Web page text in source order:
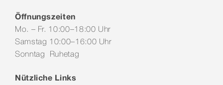
Service & Leistungen
Öffnungszeiten
Mo. – Fr. 10:00–18:00 Uhr
Samstag 10:00–16:00 Uhr
Sonntag Ruhetag
Nützliche Links